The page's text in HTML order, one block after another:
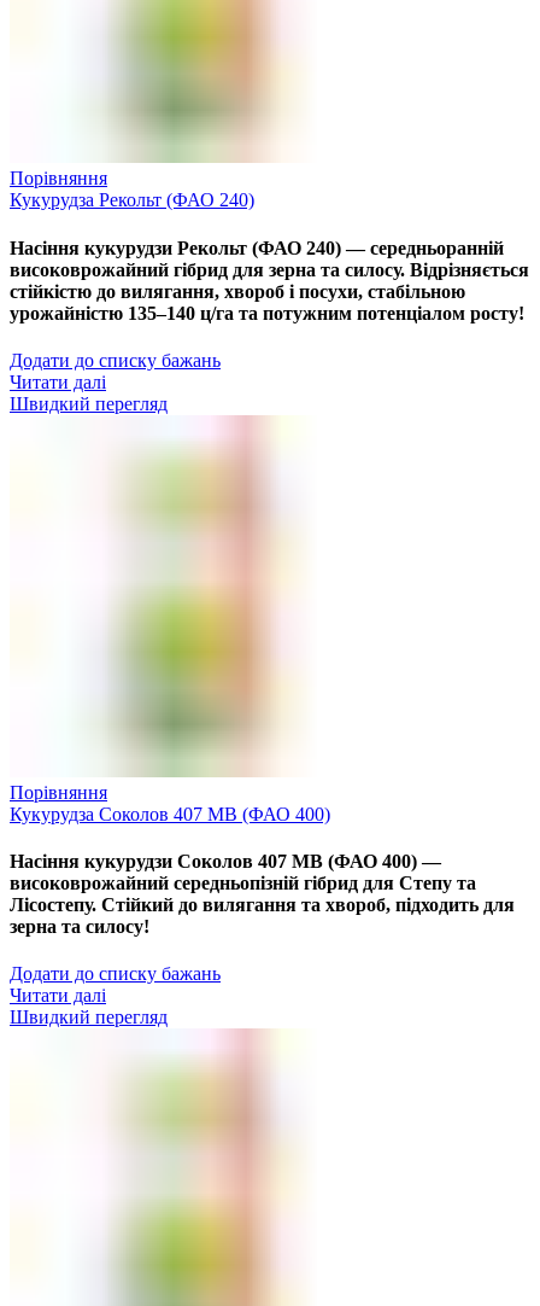
Порівняння
Кукурудза Рекольт (ФАО 240)
Насіння кукурудзи Рекольт (ФАО 240) — середньоранній
високоврожайний гібрид для зерна та силосу. Відрізняється
стійкістю до вилягання, хвороб і посухи, стабільною
урожайністю 135–140 ц/га та потужним потенціалом росту!
Додати до списку бажань
Читати далі
Швидкий перегляд
Порівняння
Кукурудза Соколов 407 МВ (ФАО 400)
Насіння кукурудзи Соколов 407 МВ (ФАО 400) —
високоврожайний середньопізній гібрид для Степу та
Лісостепу. Стійкий до вилягання та хвороб, підходить для
зерна та силосу!
Додати до списку бажань
Читати далі
Швидкий перегляд